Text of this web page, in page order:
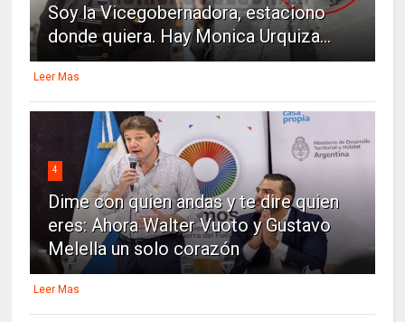
Soy la Vicegobernadora, estaciono
donde quiera. Hay Monica Urquiza...
Leer Mas
4
Dime con quien andas y te dire quien
eres: Ahora Walter Vuoto y Gustavo
Melella un solo corazón
Leer Mas